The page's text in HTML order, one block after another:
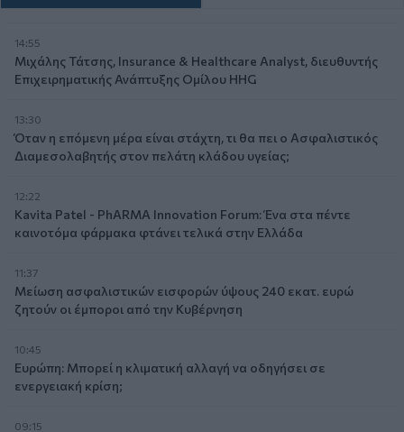
14:55
Μιχάλης Τάτσης, Insurance & Healthcare Analyst, διευθυντής
Επιχειρηματικής Ανάπτυξης Ομίλου HHG
13:30
Όταν η επόμενη μέρα είναι στάχτη, τι θα πει ο Ασφαλιστικός
Διαμεσολαβητής στον πελάτη κλάδου υγείας;
12:22
Kavita Patel - PhARMA Innovation Forum: Ένα στα πέντε
καινοτόμα φάρμακα φτάνει τελικά στην Ελλάδα
11:37
Μείωση ασφαλιστικών εισφορών ύψους 240 εκατ. ευρώ
ζητούν οι έμποροι από την Κυβέρνηση
10:45
Ευρώπη: Μπορεί η κλιματική αλλαγή να οδηγήσει σε
ενεργειακή κρίση;
09:15